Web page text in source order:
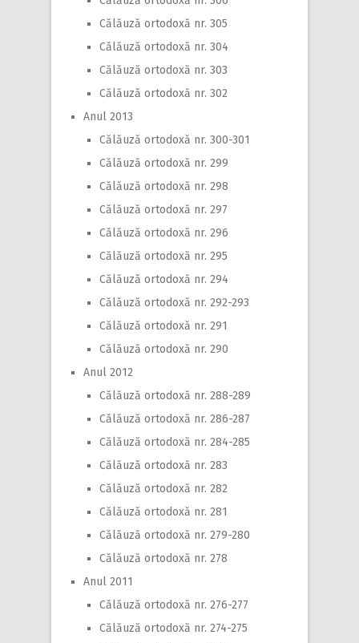
Călăuză ortodoxă nr. 305
Călăuză ortodoxă nr. 304
Călăuză ortodoxă nr. 303
Călăuză ortodoxă nr. 302
Anul 2013
Călăuză ortodoxă nr. 300-301
Călăuză ortodoxă nr. 299
Călăuză ortodoxă nr. 298
Călăuză ortodoxă nr. 297
Călăuză ortodoxă nr. 296
Călăuză ortodoxă nr. 295
Călăuză ortodoxă nr. 294
Călăuză ortodoxă nr. 292-293
Călăuză ortodoxă nr. 291
Călăuză ortodoxă nr. 290
Anul 2012
Călăuză ortodoxă nr. 288-289
Călăuză ortodoxă nr. 286-287
Călăuză ortodoxă nr. 284-285
Călăuză ortodoxă nr. 283
Călăuză ortodoxă nr. 282
Călăuză ortodoxă nr. 281
Călăuză ortodoxă nr. 279-280
Călăuză ortodoxă nr. 278
Anul 2011
Călăuză ortodoxă nr. 276-277
Călăuză ortodoxă nr. 274-275